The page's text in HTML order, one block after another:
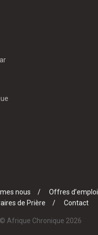
nous
Offres d’emploi
de Prière
Contact
© Afrique Chronique 2026